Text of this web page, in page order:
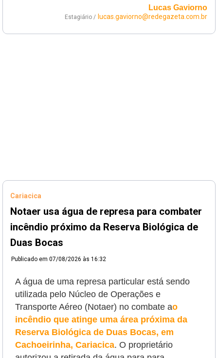
Lucas Gaviorno
Estagiário / lucas.gaviorno@redegazeta.com.br
Cariacica
Notaer usa água de represa para combater
incêndio próximo da Reserva Biológica de
Duas Bocas
Publicado em 07/08/2026 às 16:32
A água de uma represa particular está sendo
utilizada pelo Núcleo de Operações e
Transporte Aéreo (Notaer) no combate ao
incêndio que atinge uma área próxima da
Reserva Biológica de Duas Bocas, em
Cachoeirinha, Cariacica. O proprietário